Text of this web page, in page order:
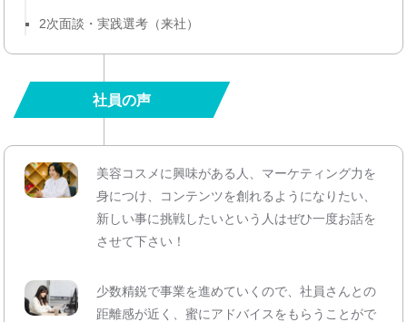
2次面談・実践選考（来社）
社員の声
美容コスメに興味がある人、マーケティング力を
身につけ、コンテンツを創れるようになりたい、
新しい事に挑戦したいという人はぜひ一度お話を
させて下さい！
少数精鋭で事業を進めていくので、社員さんとの
距離感が近く、蜜にアドバイスをもらうことがで